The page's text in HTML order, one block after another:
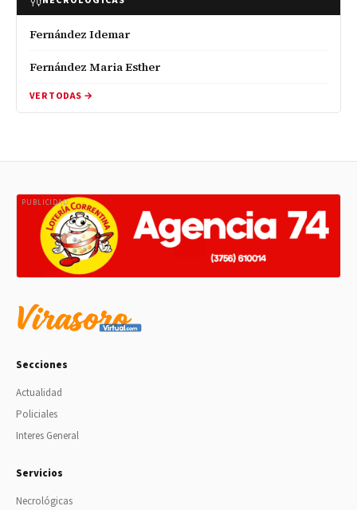
Fernández Idemar
Fernández Maria Esther
VER TODAS →
PUBLICIDAD
Secciones
Actualidad
Policiales
Interes General
Servicios
Necrológicas